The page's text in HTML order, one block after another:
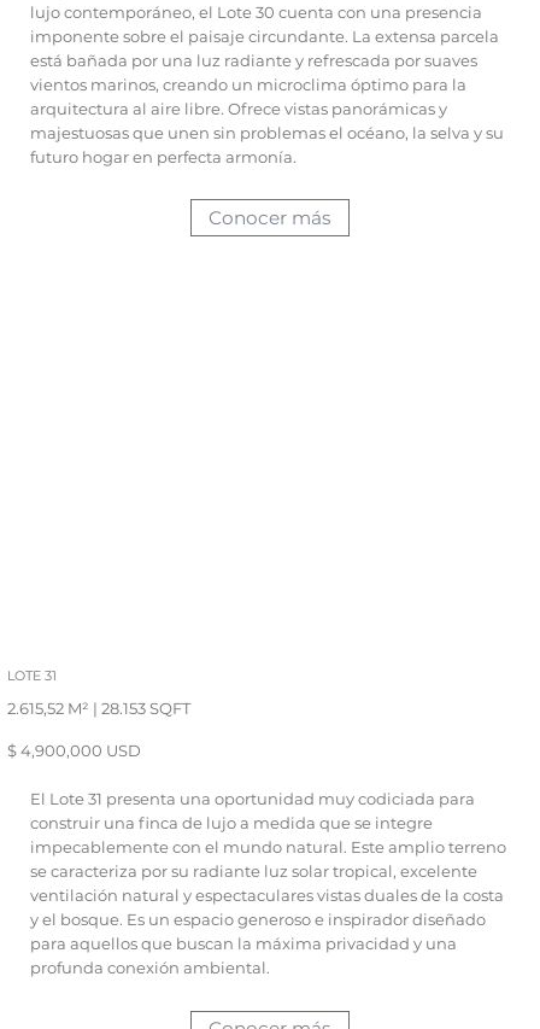
lujo contemporáneo, el Lote 30 cuenta con una presencia
imponente sobre el paisaje circundante. La extensa parcela
está bañada por una luz radiante y refrescada por suaves
vientos marinos, creando un microclima óptimo para la
arquitectura al aire libre. Ofrece vistas panorámicas y
majestuosas que unen sin problemas el océano, la selva y su
futuro hogar en perfecta armonía.
Conocer más
LOTE 31
2.615,52 M² | 28.153 SQFT
$ 4,900,000 USD
El Lote 31 presenta una oportunidad muy codiciada para
construir una finca de lujo a medida que se integre
impecablemente con el mundo natural. Este amplio terreno
se caracteriza por su radiante luz solar tropical, excelente
ventilación natural y espectaculares vistas duales de la costa
y el bosque. Es un espacio generoso e inspirador diseñado
para aquellos que buscan la máxima privacidad y una
profunda conexión ambiental.